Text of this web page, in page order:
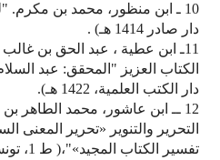
دار صادر 1414 هـ) .
11ـ ابن عطية ، عبد الحق بن
دار الكتب العلمية، 1422 هـ).
12 ــ ابن عاشور، محمد الطاهر
التحرير والتنوير «تحرير المعنى
تفسير